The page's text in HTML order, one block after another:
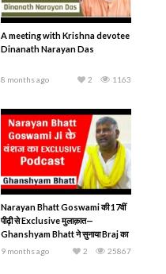
A meeting with Krishna devotee
Dinanath Narayan Das
8 months ago 1163
2
Narayan Bhatt Goswami की 17वीं
पीढ़ी से Exclusive मुलाक़ात—
Ghanshyam Bhatt ने सुनाया Braj का
रहस्य
9 months ago 25867
2